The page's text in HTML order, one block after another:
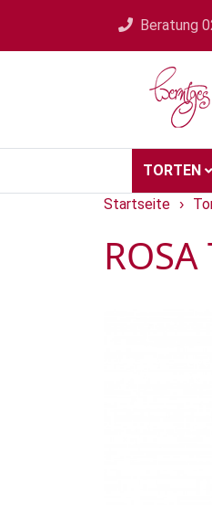
Beratung
TORTEN
Startseite ›